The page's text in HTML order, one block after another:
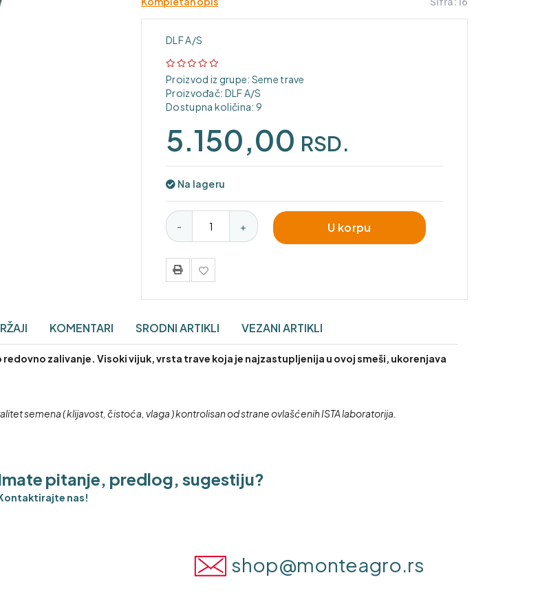
DLF A/S
Proizvod iz grupe: Seme trave
Proizvođač: DLF A/S
Dostupna količina: 9
5.150,00 RSD.
Na lageru
- + U korpu
KOMENTARI SRODNI ARTIKLI VEZANI ARTIKLI
zalivanje. Visoki vijuk, vrsta trave koja je najzastupljenija u ovoj smeši, ukorenjava
semena ( klijavost, čistoća, vlaga ) kontrolisan od strane ovlašćenih ISTA laboratorija.
pitanje, predlog, sugestiju?
nas!
shop@monteagro.rs